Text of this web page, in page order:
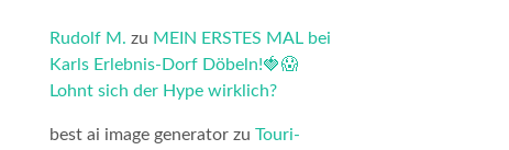
Rudolf M. zu MEIN ERSTES MAL bei
Karls Erlebnis-Dorf Döbeln!🍓😱
Lohnt sich der Hype wirklich?
best ai image generator zu Touri-